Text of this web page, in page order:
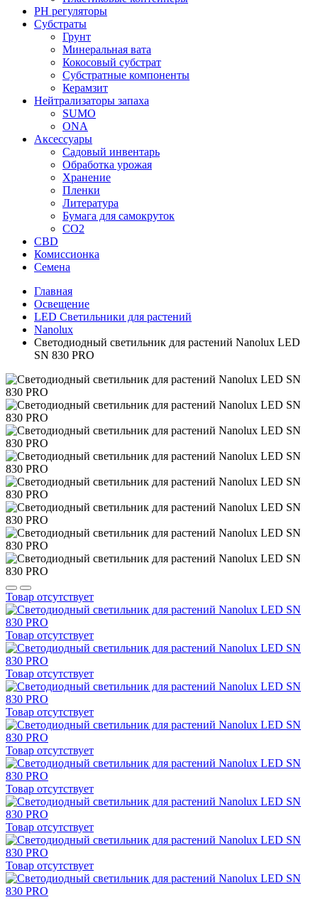
PH регуляторы
Субстраты
Грунт
Минеральная вата
Кокосовый субстрат
Субстратные компоненты
Керамзит
Нейтрализаторы запаха
SUMO
ONA
Аксессуары
Садовый инвентарь
Обработка урожая
Хранение
Пленки
Литература
Бумага для самокруток
CO2
CBD
Комисcионка
Семена
Главная
Освещение
LED Светильники для растений
Nanolux
Светодиодный светильник для растений Nanolux LED
SN 830 PRO
Товар отсутствует
Товар отсутствует
Товар отсутствует
Товар отсутствует
Товар отсутствует
Товар отсутствует
Товар отсутствует
Товар отсутствует